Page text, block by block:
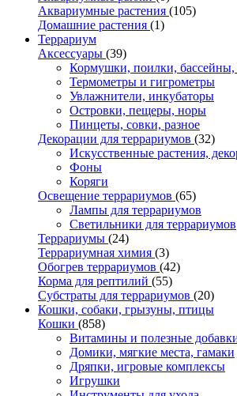
Аквариумные растения (105)
Домашние растения (1)
Террариум
Аксессуары (39)
Кормушки, поилки,
Термометры и гигрометры
Увлажнители, инкубаторы
Островки, пещеры, норы
Пинцеты, совки, разное
Декорации для террариумов (32)
Искусственные растения,
Фоны
Коряги
Освещение террариумов (65)
Лампы для террариумов
Светильники для террариумов
Террариумы (24)
Террариумная химия (3)
Обогрев террариумов (42)
Корма для рептилий (55)
Субстраты для террариумов (20)
Кошки, собаки, грызуны, птицы
Кошки (858)
Витамины и полезные
Домики, мягкие места, гамаки
Дряпки, игровые комплексы
Игрушки